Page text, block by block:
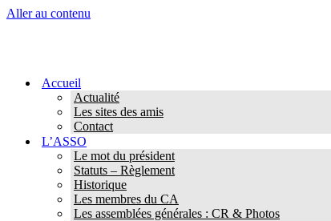
Aller au contenu
Accueil
Actualité
Les sites des amis
Contact
L’ASSO
Le mot du président
Statuts – Règlement
Historique
Les membres du CA
Les assemblées générales : CR & Photos